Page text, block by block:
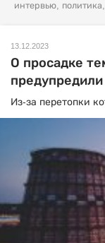
интервью,
13.12.2023
О просадке
Из-за перетопки